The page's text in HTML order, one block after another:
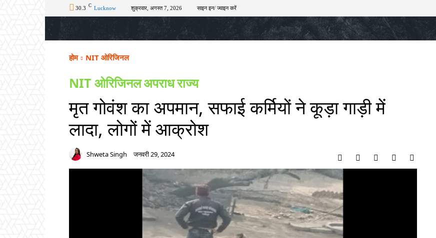
30.3 C Lucknow शुक्रवार, अगस्त 7, 2026 साइन इन/ ज्वाइन करें
अपराध चुनाव खेल टेक – ऑटो राज्य मनोरंजन लाइफस्टाइल
होम NIT ओरिजिनल
NIT ओरिजिनलअपराधराज्य
मृत गोवंश का अपमान, सफाई कर्मियों ने कूड़ा गाड़ी में
लादा, लोगों में आक्रोश
Shweta Singh जनवरी 29, 2024